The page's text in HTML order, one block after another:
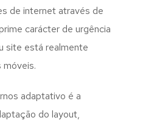
de internet através de
carácter de urgência
site está realmente
adaptativo é a
do layout,